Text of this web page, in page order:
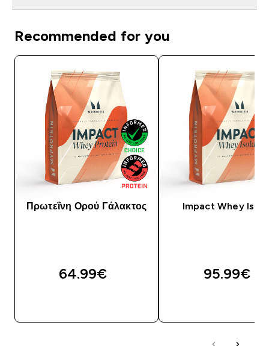
Recommended for you
Πρωτεΐνη Ορού Γάλακτος
64.99€‎
Impact Whey
95.99€‎